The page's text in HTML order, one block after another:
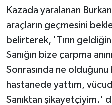
Kazada yaralanan
araçların geçmesini
belirterek, 'Tırın
Sanığın bize çarpma
Sonrasında ne olduğunu
hastanede yattım,
Sanıktan şikayetçiyim.'